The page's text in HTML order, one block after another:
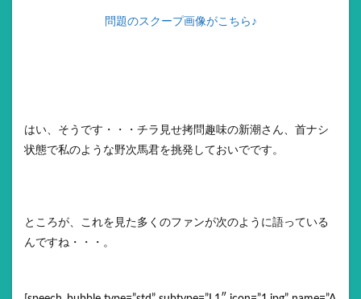
問題のスクープ画像がこちら♪
はい、そうです・・・チラ見せ拷問趣味の新潮さん、首ナシ
状態で私のような野次馬君を挑発しておいでです。
ところが、これを見た多くのファンが次のように語っている
んですね・・・。